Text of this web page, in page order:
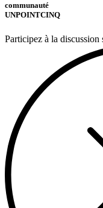
communauté
UNPOINTCINQ
Participez à la discussion